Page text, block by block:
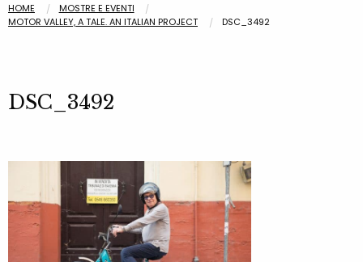
HOME
MOSTRE E EVENTI
MOTOR VALLEY, A TALE. AN ITALIAN PROJECT
DSC_3492
DSC_3492